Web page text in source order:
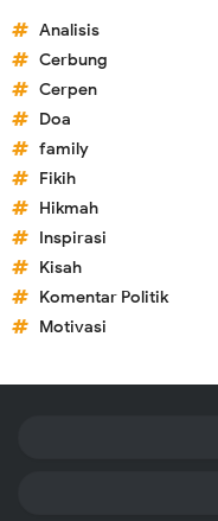
Analisis
Cerbung
Cerpen
Doa
family
Fikih
Hikmah
Inspirasi
Kisah
Komentar Politik
Motivasi